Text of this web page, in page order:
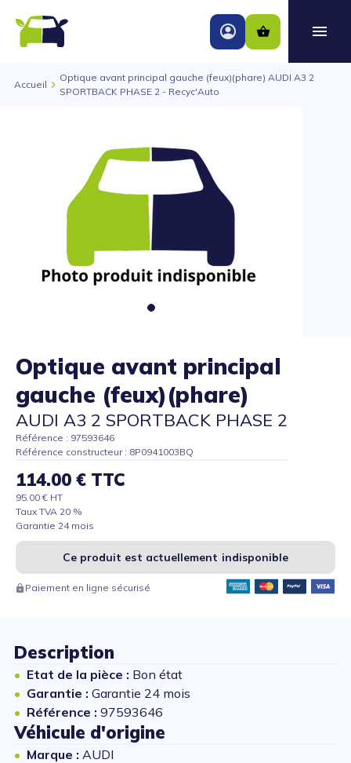
Accueil
Optique avant principal gauche (feux)(phare) AUDI A3 2
SPORTBACK PHASE 2 - Recyc'Auto
Optique avant principal
gauche (feux)(phare)
AUDI A3 2 SPORTBACK PHASE 2
Référence : 97593646
Référence constructeur : 8P0941003BQ
114.00 € TTC
95.00 € HT
Taux TVA 20 %
Garantie 24 mois
Ce produit est actuellement indisponible
Paiement en ligne sécurisé
Description
Etat de la pièce : Bon état
Garantie : Garantie 24 mois
Référence : 97593646
Véhicule d'origine
Marque : AUDI